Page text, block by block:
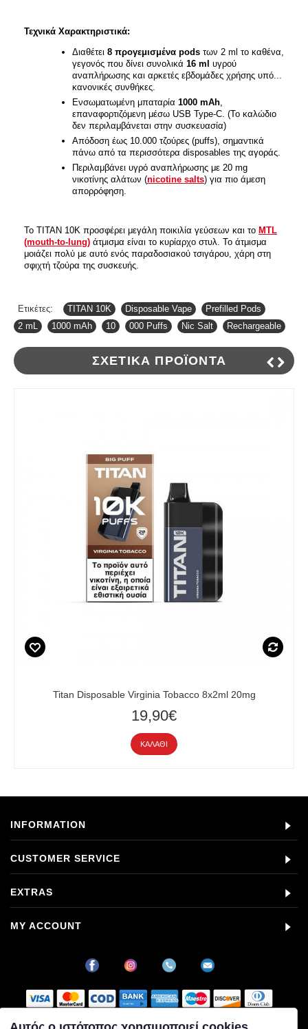
Τεχνικά Χαρακτηριστικά:
Διαθέτει 8 προγεμισμένα pods των 2 ml το καθένα,
γεγονός που δίνει συνολικά 16 ml υγρού
αναπλήρωσης και αρκετές εβδομάδες χρήσης υπό...
κανονικές συνθήκες.
Ενσωματωμένη μπαταρία 1000 mAh
επαναφορτιζόμενη μέσω USB Type-C. (Το καλώδιο
δεν περιλαμβάνεται στην συσκευασία)
Απόδοση έως 10.000 τζούρες (puffs), σημαντικά
πάνω από τα περισσότερα disposables της αγοράς.
Περιλαμβάνει υγρό αναπλήρωσης με 20 mg
νικοτίνης αλάτων (nicotine salts) για πιο άμεση
απορρόφηση.
Το TITAN 10K προσφέρει μεγάλη ποικιλία γεύσεων και το MTL
(mouth-to-lung) άτμισμα είναι το κυρίαρχο στυλ. Το άτμισμα
μοιάζει πολύ με αυτό ενός παραδοσιακού τσιγάρου, χάρη στη
σφιχτή τζούρα της συσκευής.
Ετικέτες: TITAN 10K Disposable Vape Prefilled Pods
2 mL
1000 mAh 10 000 Puffs Nic Salt Rechargeable
ΣΧΕΤΙΚΆ ΠΡΟΪΌΝΤΑ
Titan Disposable Virginia Tobacco 8x2ml 20mg
19,90€
ΚΑΛΆΘΙ
INFORMATION
CUSTOMER SERVICE
EXTRAS
MY ACCOUNT